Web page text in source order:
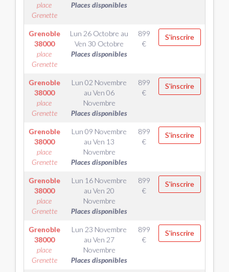
place
Grenette
Places disponibles
Grenoble
38000
place
Grenette
Lun 26 Octobre au
Ven 30 Octobre
Places disponibles
899
€
S'inscrire
Grenoble
38000
place
Grenette
Lun 02 Novembre
au Ven 06
Novembre
Places disponibles
899
€
S'inscrire
Grenoble
38000
place
Grenette
Lun 09 Novembre
au Ven 13
Novembre
Places disponibles
899
€
S'inscrire
Grenoble
38000
place
Grenette
Lun 16 Novembre
au Ven 20
Novembre
Places disponibles
899
€
S'inscrire
Grenoble
38000
place
Grenette
Lun 23 Novembre
au Ven 27
Novembre
Places disponibles
899
€
S'inscrire